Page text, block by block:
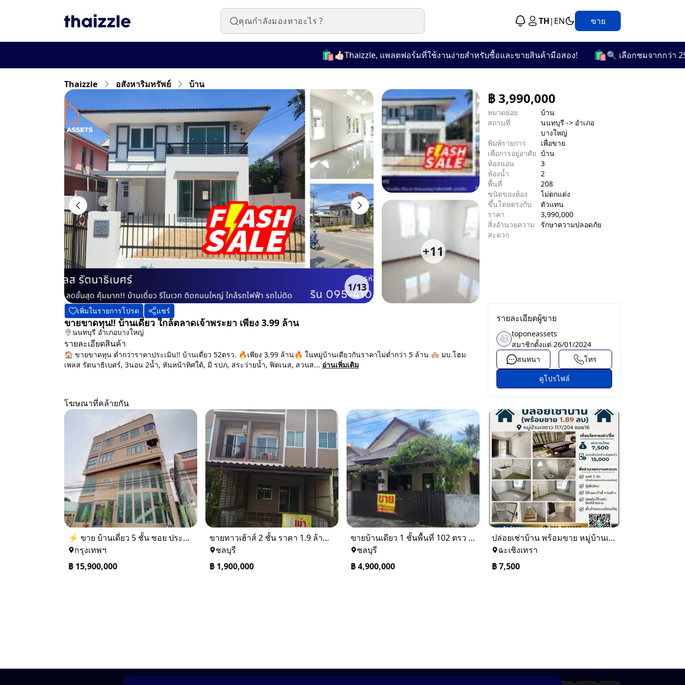
TH| EN ขาย
👍🏻Thaizzle, แพลตฟอร์มที่ใช้งานง่ายสำหรับซื้อและขายสินค้ามือสอง! 🛍️ 🔍 เลือกชมจากกว่า 25 หม
Thaizzle อสังหาริมทรัพย์ บ้าน
1/13
+11
฿3,990,000
หมวดย่อย
บ้าน
สถานที่
นนทบุรี -> อำเภอ
บางใหญ่
พิมพ์รายการ
เพื่อขาย
เพื่อการอยู่อาศัย บ้าน
ห้องนอน
3
ห้องน้ำ
2
พื้นที่
208
ชนิดของห้อง
ไม่ตกแต่ง
ขึ้นโดยตรงกับ
ตัวแทน
ราคา
3,990,000
สิ่งอำนวยความ
สะดวก
รักษาความปลอดภัย
เพิ่มในรายการโปรด แชร์
ขายขาดทุน!! บ้านเดี่ยว ใกล้ตลาดเจ้าพระยา เพียง 3.99 ล้าน
นนทบุรี อำเภอบางใหญ่
รายละเอียดสินค้า
🏠 ขายขาดทุน ต่ำกว่าราคาประเมิน!! บ้านเดี่ยว 52ตรว. 🔥เพียง 3.99 ล้าน🔥 ในหมู่บ้านเดียวกันราคาไม่ต่ำกว่า 5 ล้าน 🏘️ มบ.โฮม
เพลส รัตนาธิเบศร์, 3นอน 2น้ำ, หันหน้าทิศใต้, มี รปภ, สระว่ายน้ำ, ฟิตเนส, สวนส... อ่านเพิ่มเติม
รายละเอียดผู้ขาย
toponeassets
สมาชิกตั้งแต่ 26/01/2024
สนทนา
โทร
ดูโปรไฟล์
โฆษณาที่คล้ายกัน
⚡ ขาย บ้านเดี่ยว 5 ชั้น ซอย ประชาชื่น 14 ใกล้ BTS
กรุงเทพฯ
฿ 15,900,000
ขายทาวเฮ้าส์ 2 ชั้น ราคา 1.9 ล้านบาท ที่อยู่ ศรีราชา ชลบุรี
ชลบุรี
฿ 1,900,000
ขายบ้านเดียว 1 ชั้นพื้นที่ 102 ตรว บางละมุง ชลบุรี
ชลบุรี
฿4,900,000
ปล่อยเช่าบ้าน พร้อมขาย หมู่บ้านเจทาว ตำบลแสนภูดาษ
ฉะเชิงเทรา
฿7,500